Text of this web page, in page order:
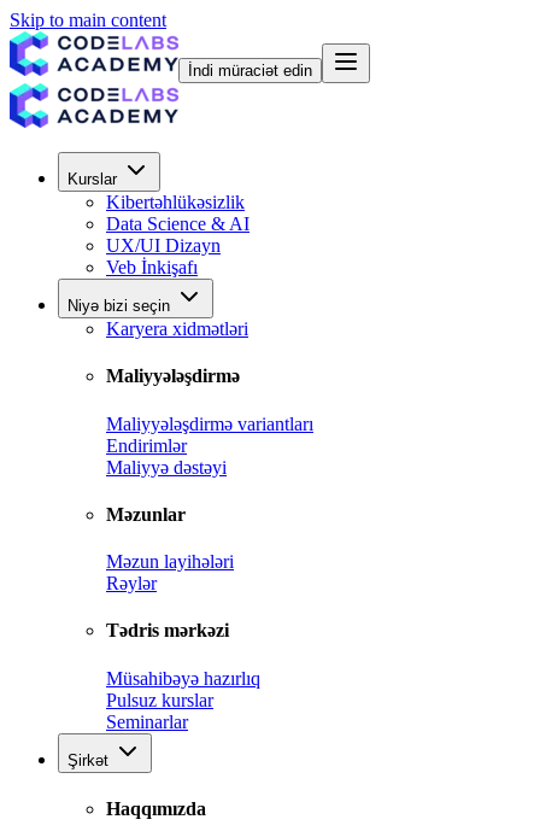
Skip to main content
İndi müraciət edin
Kurslar
Kibertəhlükəsizlik
Data Science & AI
UX/UI Dizayn
Veb İnkişafı
Niyə bizi seçin
Karyera xidmətləri
Maliyyələşdirmə
Maliyyələşdirmə variantları
Endirimlər
Maliyyə dəstəyi
Məzunlar
Məzun layihələri
Rəylər
Tədris mərkəzi
Müsahibəyə hazırlıq
Pulsuz kurslar
Seminarlar
Şirkət
Haqqımızda